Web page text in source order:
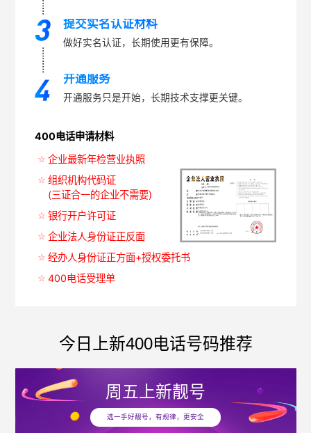
提交实名认证材料
做好实名认证，长期使用更有保障。
开通服务
开通服务只是开始，长期技术支撑更关键。
400电话申请材料
企业最新年检营业执照
组织机构代码证
(三证合一的企业不需要)
银行开户许可证
企业法人身份证正反面
经办人身份证正方面+授权委托书
400电话受理单
今日上新400电话号码推荐
周五上新靓号
选一手好靓号，有规律，更安全